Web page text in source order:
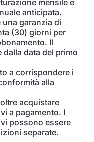
mensile e
anticipata.
garanzia di
(30) giorni per
Il
dalla data del primo
a corrispondere i
alla
acquistare
a pagamento. I
possono essere
separate.